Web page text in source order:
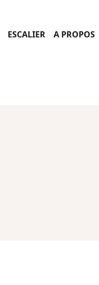
ESCALIER A PROPOS